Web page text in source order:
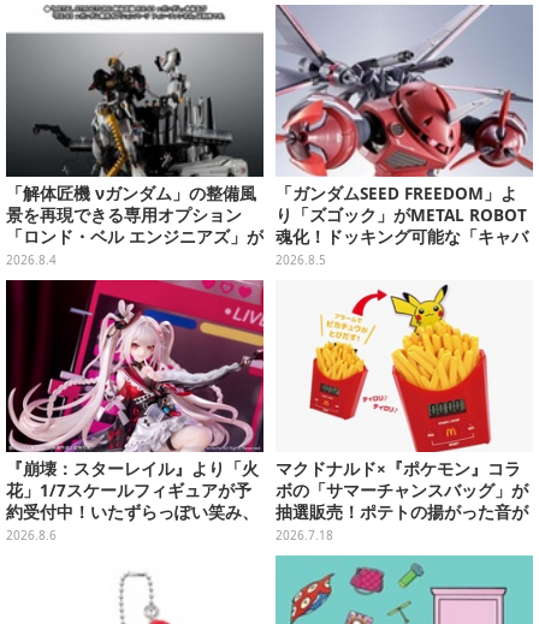
「解体匠機 νガンダム」の整備風
景を再現できる専用オプション
「ロンド・ベル エンジニアズ」が
抽選販売！応募期間は8月16日23
時まで
2026.8.4
「ガンダムSEED FREEDOM」よ
り「ズゴック」がMETAL ROBOT
魂化！ドッキング可能な「キャバ
リアーアイフリッド」も同時に予
2026.8.5
『崩壊：スターレイル』より「火
花」1/7スケールフィギュアが予
約受付中！いたずらっぽい笑み、
シルクハット型のステージが華や
2026.8.6
マクドナルド×『ポケモン』コラ
ボの「サマーチャンスバッグ」が
抽選販売！ポテトの揚がった音が
流れる「とびだすピカチュウ ポテ
トタイマー」など当たる
2026.7.18